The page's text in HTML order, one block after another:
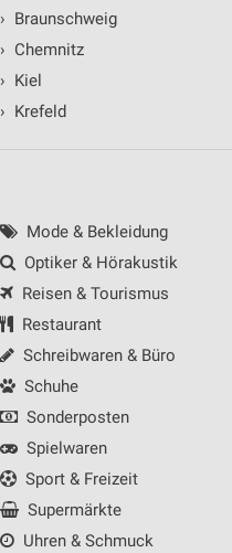
› Braunschweig
› Chemnitz
› Kiel
› Krefeld
Mode & Bekleidung
Optiker & Hörakustik
Reisen & Tourismus
Restaurant
Schreibwaren & Büro
Schuhe
Sonderposten
Spielwaren
Sport & Freizeit
Supermärkte
Uhren & Schmuck